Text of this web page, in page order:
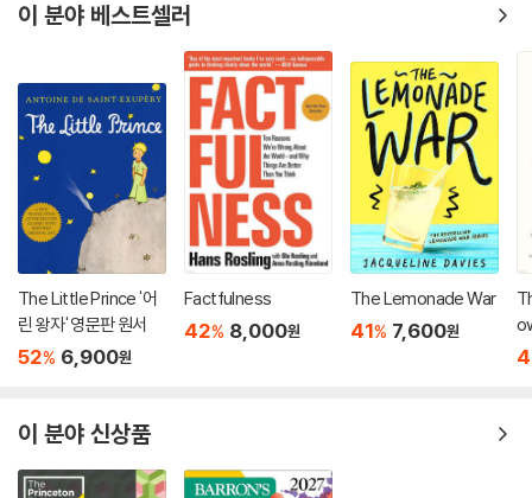
이 분야 베스트셀러
The Little Prince '어
린 왕자' 영문판 원서
52% 6,900원
Factfulness
42% 8,000원
The Lemonade War
41% 7,600원
이 분야 신상품